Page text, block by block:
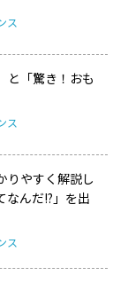
ス
と「驚き！おも
ス
りやすく解説し
なんだ!?」を出
ス